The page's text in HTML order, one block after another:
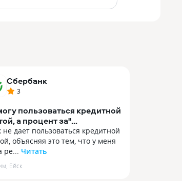
Сбербанк
3
пользоваться кредитной
а процент за"
начислялся!
не дает пользоваться кредитной
объясняя это тем, что у меня
ре... Читать
не дает пользоваться кредитной
объясняя это тем, что у меня
, Ейск